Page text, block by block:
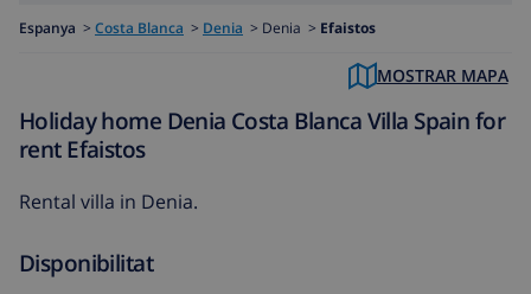
Espanya > Costa Blanca > Denia > Denia > Efaistos
MOSTRAR MAPA
Holiday home Denia Costa Blanca Villa Spain for
rent Efaistos
Rental villa in Denia.
Disponibilitat